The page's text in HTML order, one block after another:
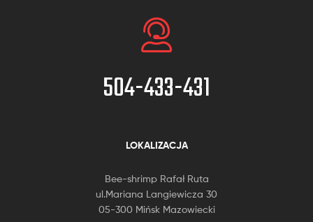
504-433-431
LOKALIZACJA
Bee-shrimp Rafał Ruta
ul.Mariana Langiewicza 30
05-300 Mińsk Mazowiecki